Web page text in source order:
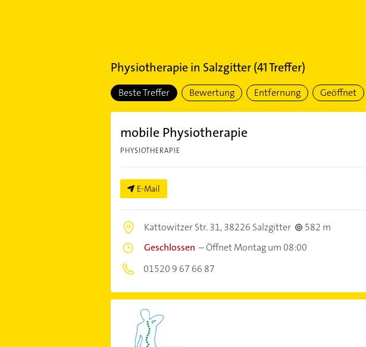
Physiotherapiein Salzgitter(41Treffer)
Beste Treffer Bewertung Entfernung Geöffnet
mobile Physiotherapie
PHYSIOTHERAPIE
E-Mail
Kattowitzer Str. 31,38226 Salzgitter
582 m
Geschlossen –Öffnet Montag um 08:00
01520 9 67 66 87